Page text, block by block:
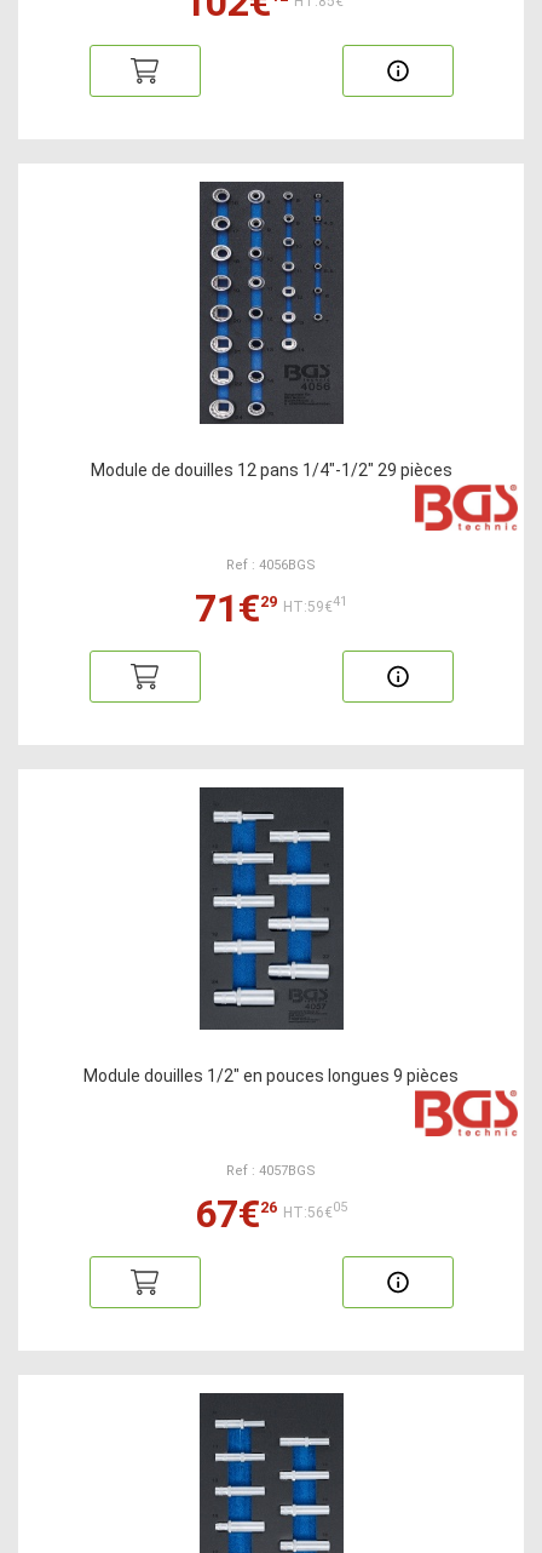
Module de douilles 12 pans 1/4"-1/2" 29 pièces
Ref : 4056BGS
71€29 HT:59€41
Module douilles 1/2" en pouces longues 9 pièces
Ref : 4057BGS
67€26 HT:56€05